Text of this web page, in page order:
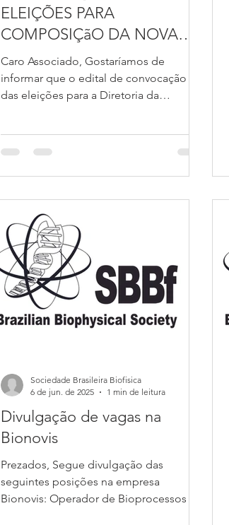
ELEIÇÕES PARA
COMPOSIÇãO DA NOVA
DIRETORIA DA SOCIEDADE
BRASILEIRA DE BIOFÍSICA –
SBBf
Caro Associado, Gostaríamos de
informar que o edital de convocação
das eleições para a Diretoria da
Divulgação de vagas na
Bionovis
Prezados, Segue divulgação das
seguintes posições na empresa
Bionovis: Operador de Bioprocessos II
Sociedade Brasileira Biofisica
6 de jun. de 2025
1 min de leitura